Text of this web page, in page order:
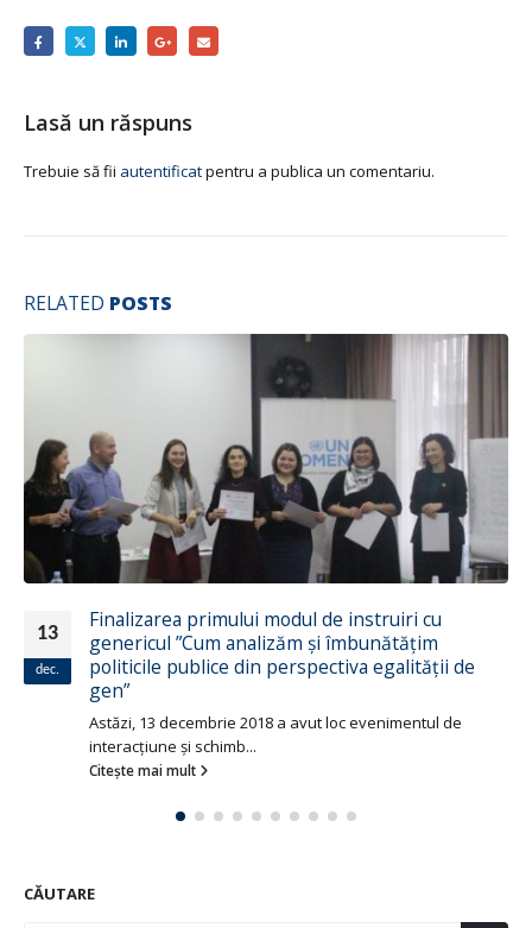
Lasă un răspuns
Trebuie să fii autentificatpentru a publica un comentariu.
RELATED POSTS
13
dec.
Finalizarea primului modul de instruiri cu
genericul ”Cum analizăm și îmbunătățim
politicile publice din perspectiva egalității de
gen”
Astăzi, 13 decembrie 2018 a avut loc evenimentul de
interacțiune și schimb...
Citește mai mult
CĂUTARE